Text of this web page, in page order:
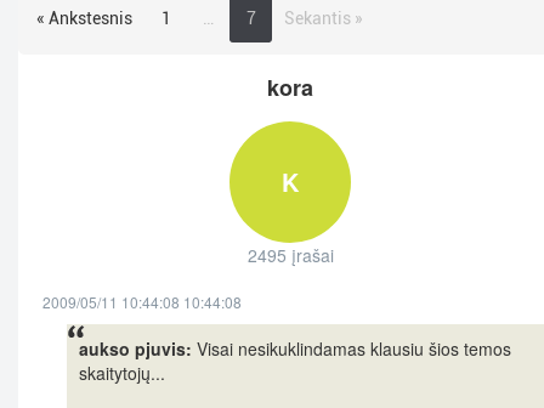
« Ankstesnis 1 7 Sekantis »
kora
K
2495 įrašai
2009/05/11 10:44:08 10:44:08
aukso pjuvis: Visai nesikuklindamas klausiu šios temos
skaitytojų...